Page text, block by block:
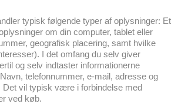
typisk følgende typer af oplysninger: Et
om din computer, tablet eller
geografisk placering, samt hvilke
I det omfang du selv giver
og selv indtaster informationerne
telefonnummer, e-mail, adresse og
Det vil typisk være i forbindelse med
ved køb.